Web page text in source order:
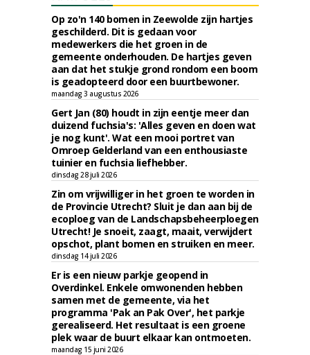
Op zo'n 140 bomen in Zeewolde zijn hartjes
geschilderd. Dit is gedaan voor
medewerkers die het groen in de
gemeente onderhouden. De hartjes geven
aan dat het stukje grond rondom een boom
is geadopteerd door een buurtbewoner.
maandag 3 augustus 2026
Gert Jan (80) houdt in zijn eentje meer dan
duizend fuchsia's: 'Alles geven en doen wat
je nog kunt'. Wat een mooi portret van
Omroep Gelderland van een enthousiaste
tuinier en fuchsia liefhebber.
dinsdag 28 juli 2026
Zin om vrijwilliger in het groen te worden in
de Provincie Utrecht? Sluit je dan aan bij de
ecoploeg van de Landschapsbeheerploegen
Utrecht! Je snoeit, zaagt, maait, verwijdert
opschot, plant bomen en struiken en meer.
dinsdag 14 juli 2026
Er is een nieuw parkje geopend in
Overdinkel. Enkele omwonenden hebben
samen met de gemeente, via het
programma 'Pak an Pak Over', het parkje
gerealiseerd. Het resultaat is een groene
plek waar de buurt elkaar kan ontmoeten.
maandag 15 juni 2026